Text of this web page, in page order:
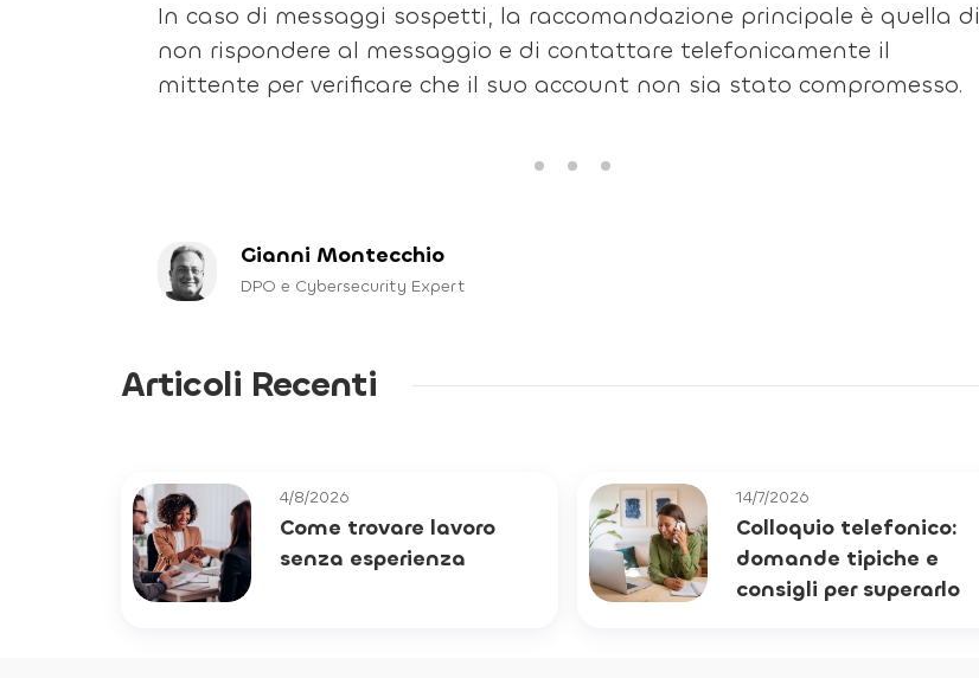
In caso di messaggi sospetti, la raccomandazione principale è quella di
non rispondere al messaggio e di contattare telefonicamente il
mittente per verificare che il suo account non sia stato compromesso.
Gianni Montecchio
DPO e Cybersecurity Expert
Articoli Recenti
4/8/2026
Come trovare lavoro
senza esperienza
14/7/2026
Colloquio telefonico:
domande tipiche e
consigli per superarlo